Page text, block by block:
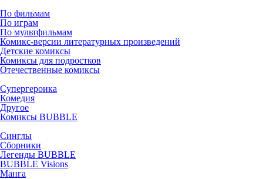
По фильмам
По играм
По мультфильмам
Комикс-версии литературных произведений
Детские комиксы
Комиксы для подростков
Отечественные комиксы
Супергероика
Комедия
Другое
Комиксы BUBBLE
Синглы
Сборники
Легенды BUBBLE
BUBBLE Visions
Манга